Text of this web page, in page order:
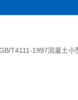
T4111-1997混凝土